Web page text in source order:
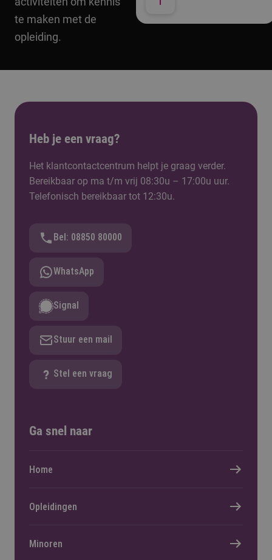
te maken met de
opleiding.
Heb je een vraag?
Het klantcontactcentrum helpt je graag verder.
Bereikbaar op ma t/m vrij 08:30u – 17:00u uur.
Telefonisch bereikbaar tot 12:30u.
Bel: 08850 80000
WhatsApp
Signal
Stuur een mail
Stel een vraag
Ga snel naar
Home
Opleidingen
Minoren